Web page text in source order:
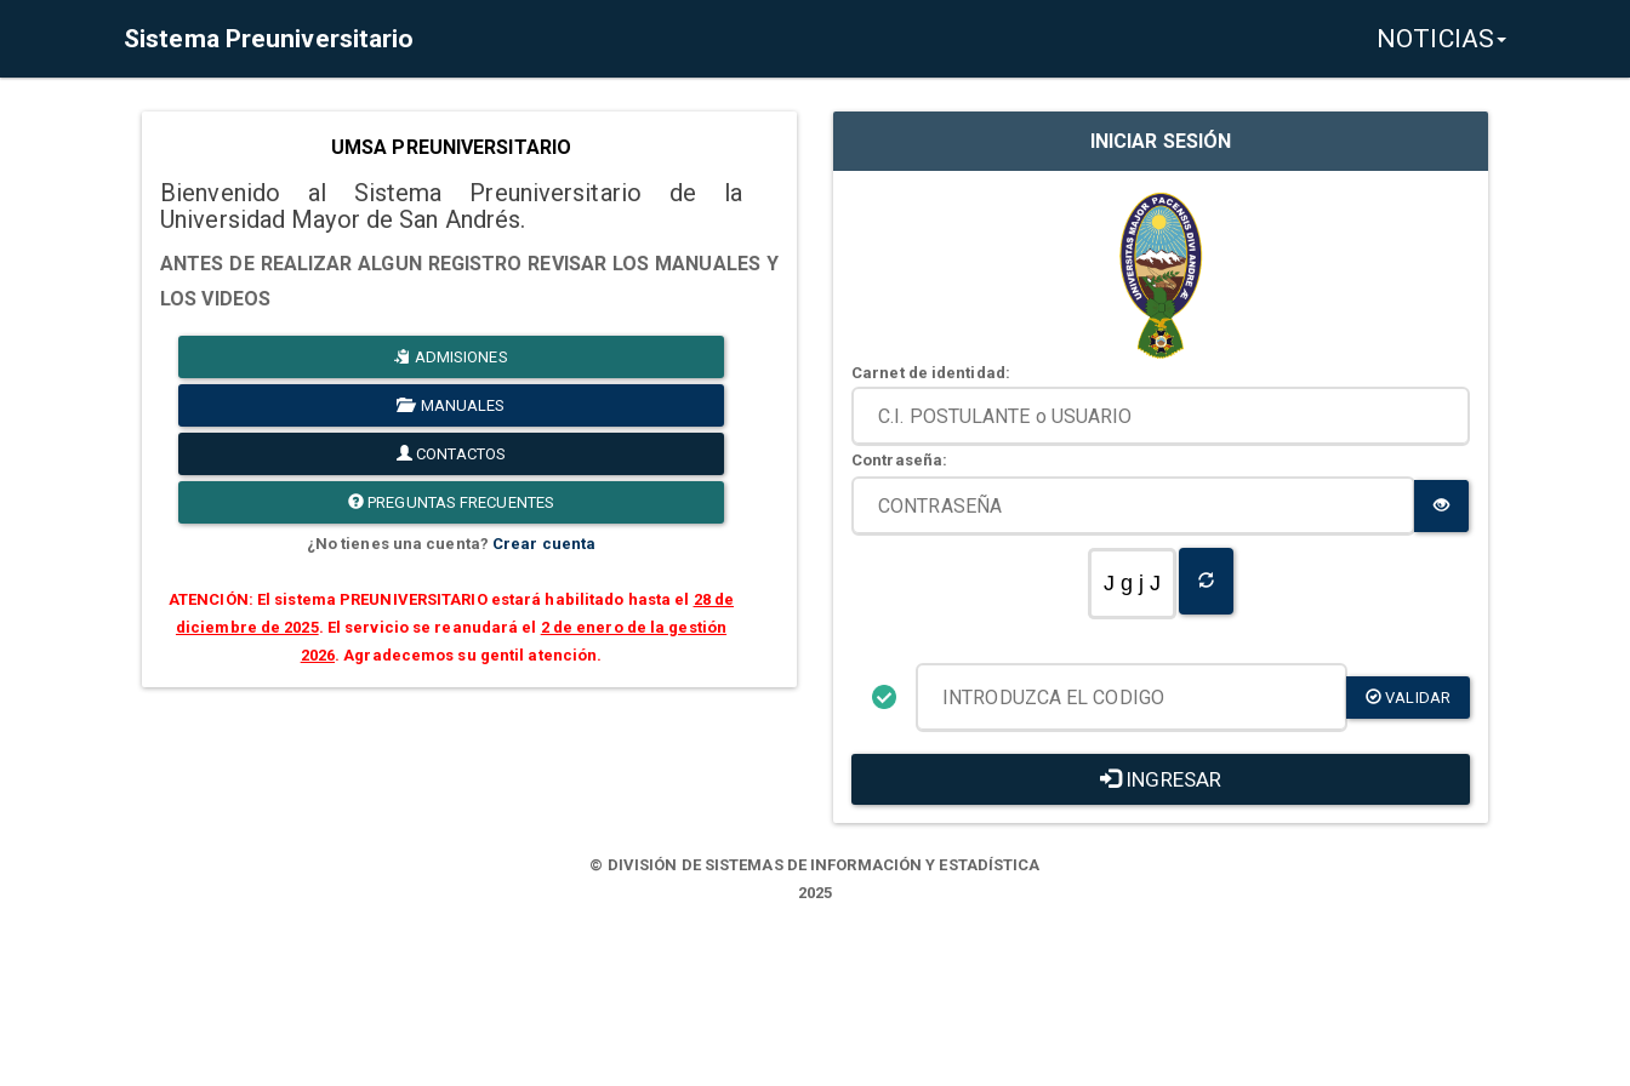
Sistema Preuniversitario NOTICIAS
UMSA PREUNIVERSITARIO
Bienvenido al Sistema Preuniversitario de la
Universidad Mayor de San Andrés.
ANTES DE REALIZAR ALGUN REGISTRO REVISAR LOS MANUALES Y
LOS VIDEOS
ADMISIONES
MANUALES
CONTACTOS
PREGUNTAS FRECUENTES
¿No tienes una cuenta? Crear cuenta
ATENCIÓN: El sistema PREUNIVERSITARIO estará habilitado hasta el 28 de
diciembre de 2025. El servicio se reanudará el 2 de enero de la gestión
2026. Agradecemos su gentil atención.
INICIAR SESIÓN
Carnet de identidad:
Contraseña:
J g j J
VALIDAR
INGRESAR
© DIVISIÓN DE SISTEMAS DE INFORMACIÓN Y ESTADÍSTICA
2025